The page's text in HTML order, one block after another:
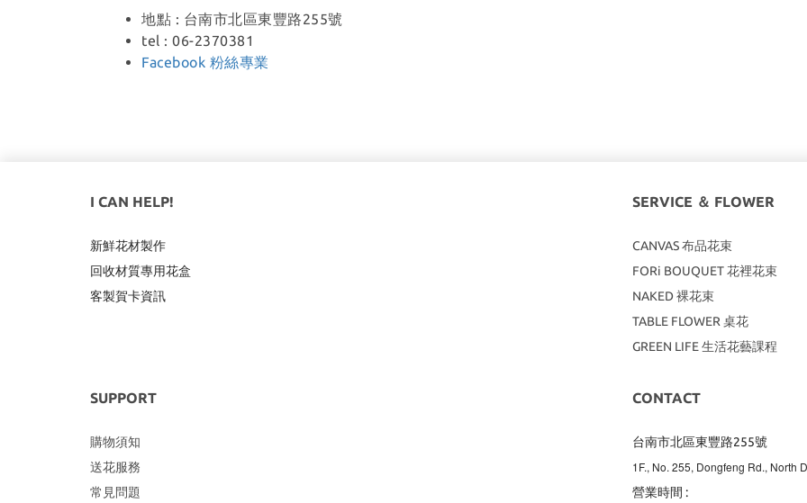
地點 : 台南市北區東豐路255號
tel : 06-2370381
Facebook 粉絲專業
I CAN HELP!
新鮮花材製作
回收材質專用花盒
客製賀卡資訊
SERVICE ＆ FLOWER
CANVAS布品花束
FORi BOUQUET 花裡花束
NAKED 裸花束
TABLE FLOWER 桌花
GREEN LIFE 生活花藝課程
SUPPORT
購物須知
送花服務
常見問題
CONTACT
台南市北區東豐路255號
1F., No. 255, Dongfeng Rd., North
營業時間 :